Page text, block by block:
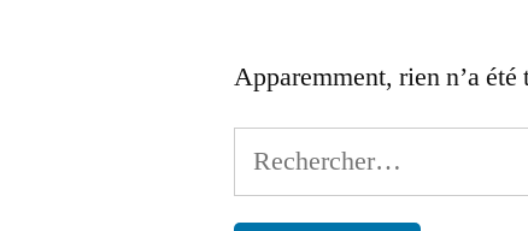
Apparemment, rien n’a été
Rechercher :